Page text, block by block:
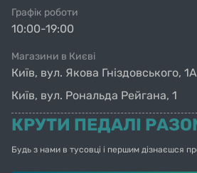
Графік роботи
10:00-19:00
Магазини в Києві
Київ, вул. Якова Гніздовського, 1А
Київ, вул. Рональда Рейгана, 1
КРУТИ ПЕДАЛІ
Будь з нами в тусовці і першим дізнаєшся